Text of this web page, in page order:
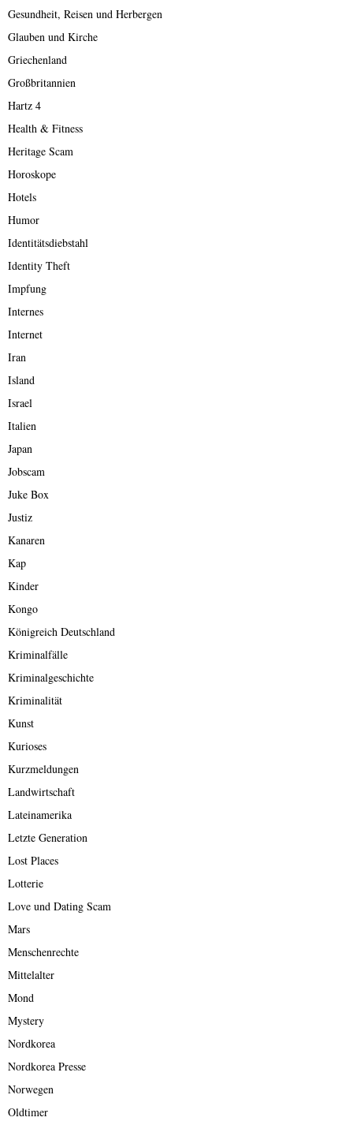
Gesundheit, Reisen und Herbergen
Glauben und Kirche
Griechenland
Großbritannien
Hartz 4
Health & Fitness
Heritage Scam
Horoskope
Hotels
Humor
Identitätsdiebstahl
Identity Theft
Impfung
Internes
Internet
Iran
Island
Israel
Italien
Japan
Jobscam
Juke Box
Justiz
Kanaren
Kap
Kinder
Kongo
Königreich Deutschland
Kriminalfälle
Kriminalgeschichte
Kriminalität
Kunst
Kurioses
Kurzmeldungen
Landwirtschaft
Lateinamerika
Letzte Generation
Lost Places
Lotterie
Love und Dating Scam
Mars
Menschenrechte
Mittelalter
Mond
Mystery
Nordkorea
Nordkorea Presse
Norwegen
Oldtimer